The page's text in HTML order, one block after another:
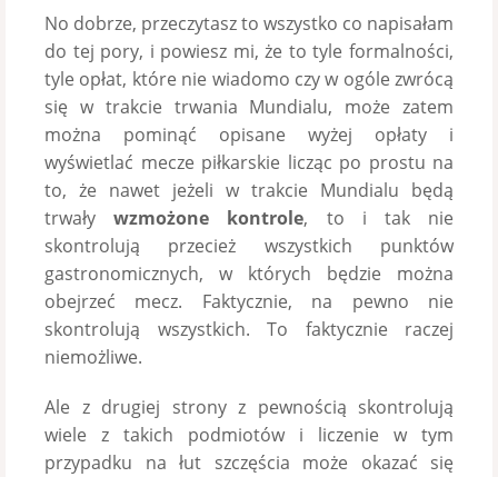
No dobrze, przeczytasz to wszystko co napisałam
do tej pory, i powiesz mi, że to tyle formalności,
tyle opłat, które nie wiadomo czy w ogóle zwrócą
się w trakcie trwania Mundialu, może zatem
można pominąć opisane wyżej opłaty i
wyświetlać mecze piłkarskie licząc po prostu na
to, że nawet jeżeli w trakcie Mundialu będą
trwaływzmożone kontrole, to i tak nie
skontrolują przecież wszystkich punktów
gastronomicznych, w których będzie można
obejrzeć mecz. Faktycznie, na pewno nie
skontrolują wszystkich. To faktycznie raczej
niemożliwe.
Ale z drugiej strony z pewnością skontrolują
wiele z takich podmiotów i liczenie w tym
przypadku na łut szczęścia może okazać się